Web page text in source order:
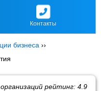
Контакты
бизнеса ››
рейтинг: 4.9